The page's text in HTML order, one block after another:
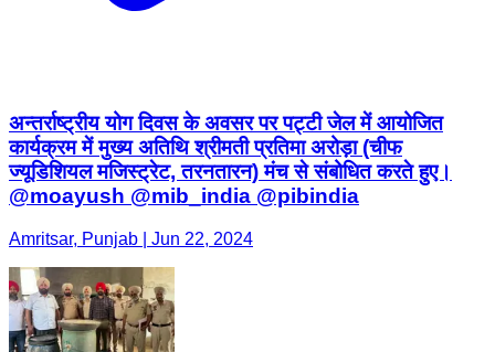
अन्तर्राष्ट्रीय योग दिवस के अवसर पर पट्टी जेल में आयोजित
कार्यक्रम में मुख्य अतिथि श्रीमती प्रतिमा अरोड़ा (चीफ
ज्यूडिशियल मजिस्ट्रेट, तरनतारन) मंच से संबोधित करते हुए।
@moayush @mib_india @pibindia
Amritsar, Punjab | Jun 22, 2024